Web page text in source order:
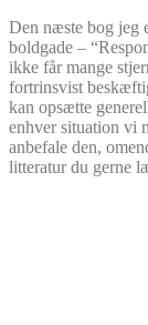
Den næste bog jeg
boldgade –
ikke får mange
fortrinsvist
kan opsætte
enhver situation vi
anbefale den,
litteratur du gerne